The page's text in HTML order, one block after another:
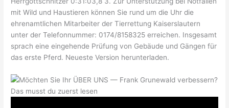
mit Wild und Haustieren können Sie rund um die Uhr die
ehrenamtlichen Mitarbeiter der Tierrettung Kaiserslautern
unter der Telefonnummer: 0174/8158325 erreichen. Insgesamt
sprach eine eingehende Prüfung von Gebäude und Gängen für
das erste Pferd. Neueste Version herunterladen.